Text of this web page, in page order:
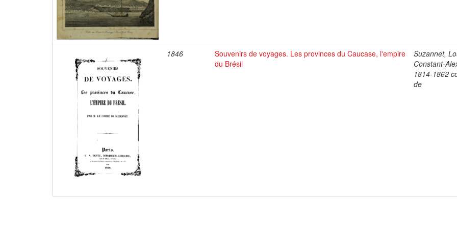
1846
Souvenirs de voyages. Les provinces du Caucase, l'empire
du Brésil
Suzannet,
Constant-
1814-1862
de